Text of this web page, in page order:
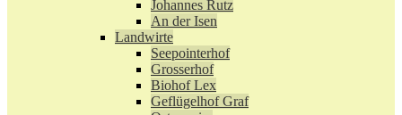
Johannes Rutz
An der Isen
Landwirte
Seepointerhof
Grosserhof
Biohof Lex
Geflügelhof Graf